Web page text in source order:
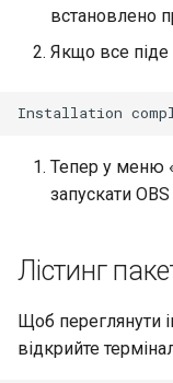
встановлено
Якщо все піде
Тепер у меню
запускати
Лістинг
Щоб переглянути
відкрийте